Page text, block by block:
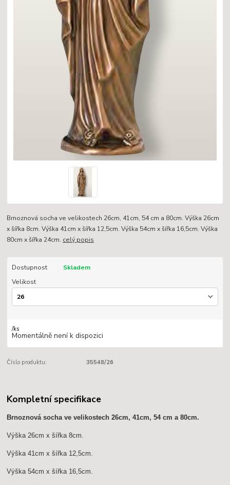
Brnoznová socha ve velikostech 26cm, 41cm, 54 cm a 80cm. Výška 26cm
x šířka 8cm. Výška 41cm x šířka 12,5cm. Výška 54cm x šířka 16,5cm. Výška
80cm x šířka 24cm. celý popis
Dostupnost
Skladem
Velikost
/ks
Momentálně není k dispozici
Číslo produktu: 35548/26
Kompletní specifikace
Brnoznová socha ve velikostech 26cm, 41cm, 54 cm a 80cm.
Výška 26cm x šířka 8cm.
Výška 41cm x šířka 12,5cm.
Výška 54cm x šířka 16,5cm.